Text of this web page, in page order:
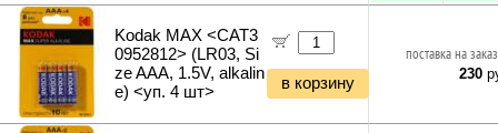
Kodak MAX <CAT3
0952812> (LR03, Si
ze AAA, 1.5V, alkalin
e) <уп. 4 шт>
в корзину
поставка на
230